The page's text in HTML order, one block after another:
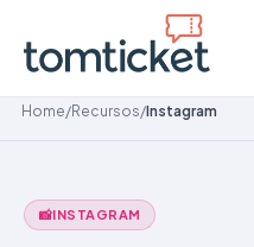
Home/Recursos/Instagram
📸INSTAGRAM